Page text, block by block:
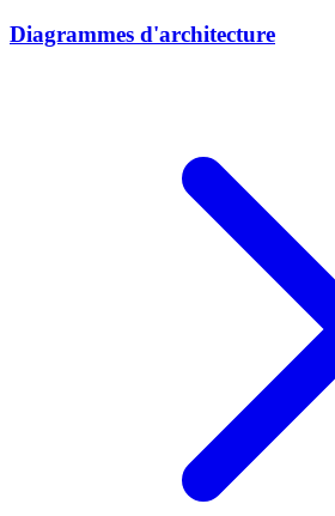
Diagrammes d'architecture